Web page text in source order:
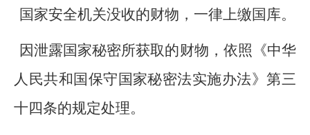
国家安全机关没收的财物，一律上缴国库。
因泄露国家秘密所获取的财物，依照《中华
人民共和国保守国家秘密法实施办法》第三
十四条的规定处理。